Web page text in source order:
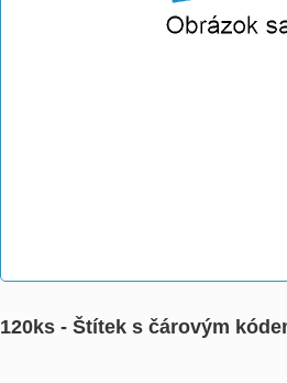
120ks - Štítek s čárovým